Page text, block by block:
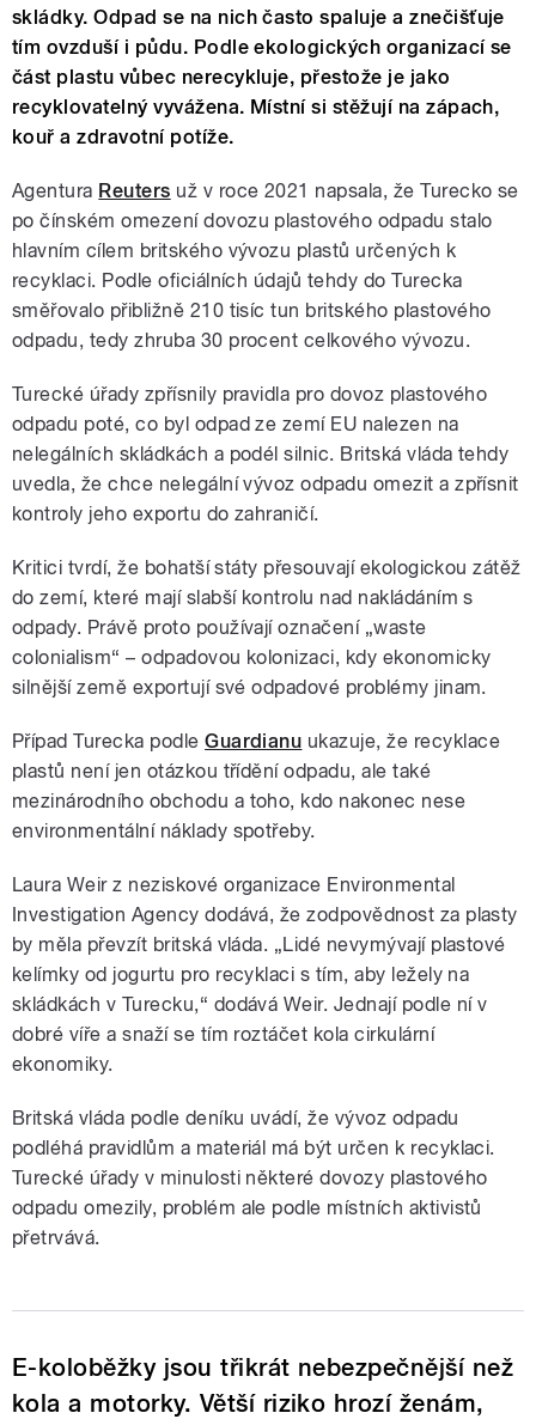
skládky. Odpad se na nich často spaluje a znečišťuje
tím ovzduší i půdu. Podle ekologických organizací se
část plastu vůbec nerecykluje, přestože je jako
recyklovatelný vyvážena. Místní si stěžují na zápach,
kouř a zdravotní potíže.
Agentura Reuters už v roce 2021 napsala, že Turecko se
po čínském omezení dovozu plastového odpadu stalo
hlavním cílem britského vývozu plastů určených k
recyklaci. Podle oficiálních údajů tehdy do Turecka
směřovalo přibližně 210 tisíc tun britského plastového
odpadu, tedy zhruba 30 procent celkového vývozu.
Turecké úřady zpřísnily pravidla pro dovoz plastového
odpadu poté, co byl odpad ze zemí EU nalezen na
nelegálních skládkách a podél silnic. Britská vláda tehdy
uvedla, že chce nelegální vývoz odpadu omezit a zpřísnit
kontroly jeho exportu do zahraničí.
Kritici tvrdí, že bohatší státy přesouvají ekologickou zátěž
do zemí, které mají slabší kontrolu nad nakládáním s
odpady. Právě proto používají označení „waste
colonialism“ – odpadovou kolonizaci, kdy ekonomicky
silnější země exportují své odpadové problémy jinam.
Případ Turecka podleGuardianu ukazuje, že recyklace
plastů není jen otázkou třídění odpadu, ale také
mezinárodního obchodu a toho, kdo nakonec nese
environmentální náklady spotřeby.
Laura Weir z neziskové organizace Environmental
Investigation Agency dodává, že zodpovědnost za plasty
by měla převzít britská vláda. „Lidé nevymývají plastové
kelímky od jogurtu pro recyklaci s tím, aby ležely na
skládkách v Turecku,“ dodává Weir. Jednají podle ní v
dobré víře a snaží se tím roztáčet kola cirkulární
ekonomiky.
Britská vláda podle deníku uvádí, že vývoz odpadu
podléhá pravidlům a materiál má být určen k recyklaci.
Turecké úřady v minulosti některé dovozy plastového
odpadu omezily, problém ale podle místních aktivistů
přetrvává.
E-koloběžky jsou třikrát nebezpečnější než
kola a motorky. Větší riziko hrozí ženám,